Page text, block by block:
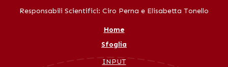
Responsabili Scientifici: Ciro Perna e Elisabetta Tonello
Home
Sfoglia
INPUT